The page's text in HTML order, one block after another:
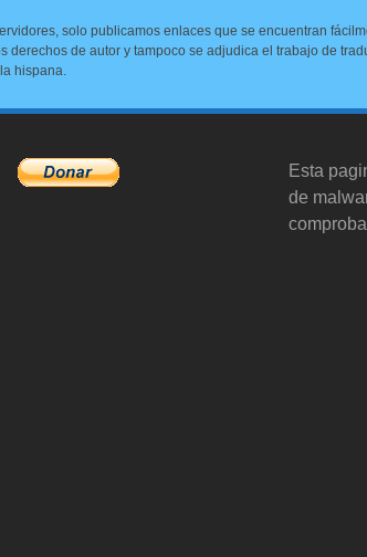
solo publicamos enlaces que se encuentran
derechos de autor y tampoco se adjudica el trabajo de
hispana.
Esta
de